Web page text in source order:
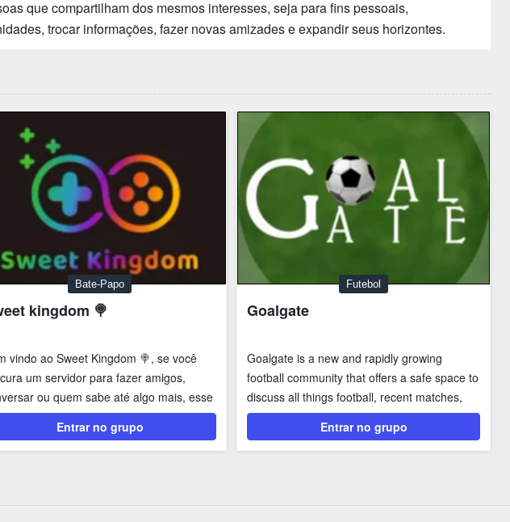
que compartilham dos mesmos interesses, seja para fins pessoais,
trocar informações, fazer novas amizades e expandir seus horizontes.
Bate-Papo
kingdom 🍭
vindo ao Sweet Kingdom 🍭, se você
um servidor para fazer amigos,
ou quem sabe até algo mais, esse
Entrar no grupo
Futebol
Goalgate
Goalgate is a new and rapidly growing
football community that offers a safe space to
discuss all things football, recent matches,
news on...
Entrar no grupo